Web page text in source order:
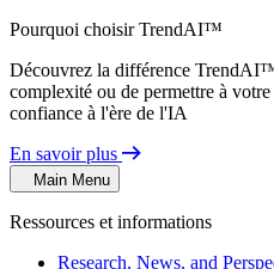
Pourquoi choisir TrendAI™
Découvrez la différence
complexité ou de permettre à
confiance à l'ère de l'IA
En savoir plus
Main Menu
Ressources et informations
Research, News, and